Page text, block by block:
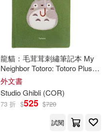
龍貓：毛茸茸刺繡筆記本 My
Neighbor Totoro: Totoro Plush
Journal
外文書
StudioGhibli (COR)
73 折 $525 $720
試閱